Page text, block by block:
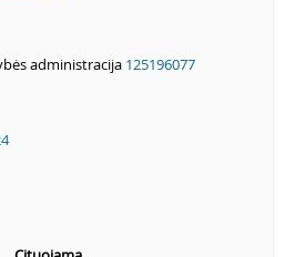
administracija 125196077